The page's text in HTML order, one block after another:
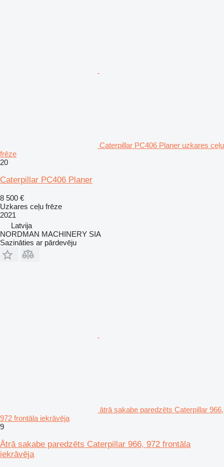
Caterpillar PC406 Planer uzkares ceļu
frēze
20
Caterpillar PC406 Planer
8 500 €
Uzkares ceļu frēze
2021
Latvija
NORDMAN MACHINERY SIA
Sazināties ar pārdevēju
ātrā sakabe paredzēts Caterpillar 966,
972 frontāla iekrāvēja
9
Ātrā sakabe paredzēts Caterpillar 966, 972 frontāla
iekrāvēja